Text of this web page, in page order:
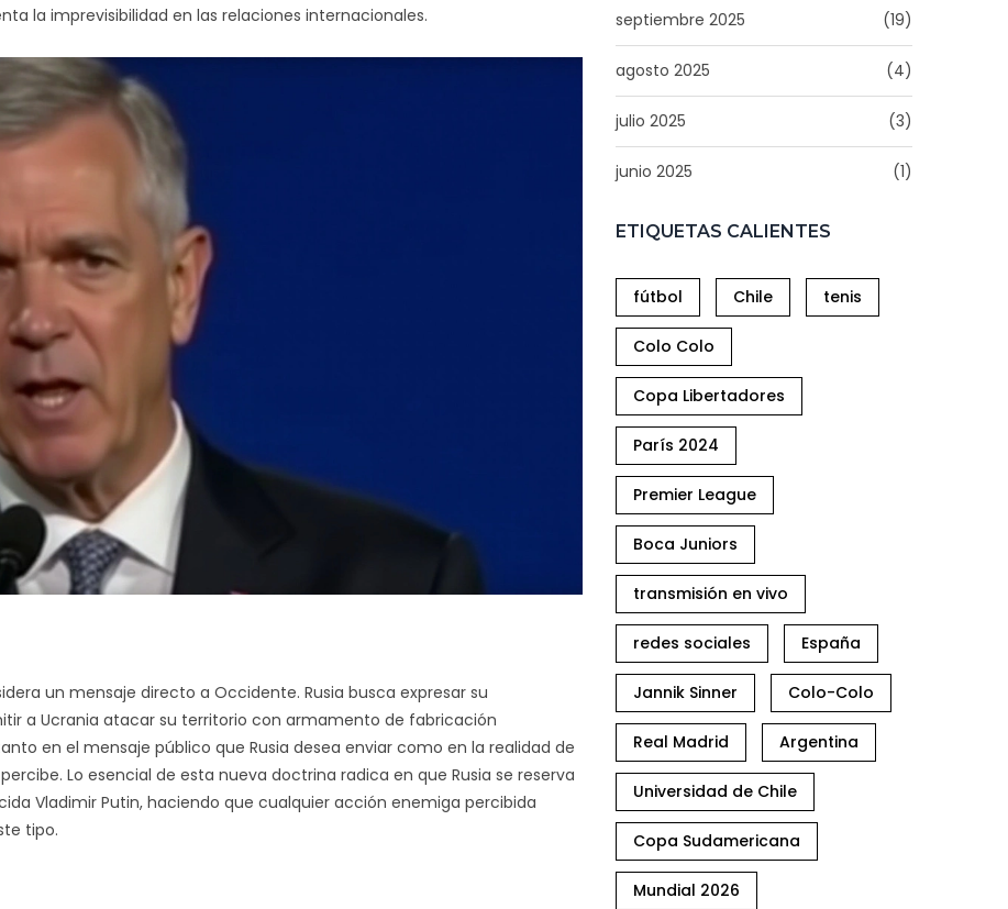
septiembre 2025 (19)
agosto 2025 (4)
julio 2025 (3)
junio 2025 (1)
ETIQUETAS CALIENTES
fútbol Chile tenis
Colo Colo
Copa Libertadores
París 2024
Premier League
Boca Juniors
transmisión en vivo
redes sociales España
Jannik Sinner Colo-Colo
Real Madrid Argentina
Universidad de Chile
Copa Sudamericana
Mundial 2026
la imprevisibilidad en las relaciones internacionales.
un mensaje directo a Occidente. Rusia busca expresar su
a Ucrania atacar su territorio con armamento de fabricación
en el mensaje público que Rusia desea enviar como en la realidad de
Lo esencial de esta nueva doctrina radica en que Rusia se reserva
Vladimir Putin, haciendo que cualquier acción enemiga percibida
tipo.